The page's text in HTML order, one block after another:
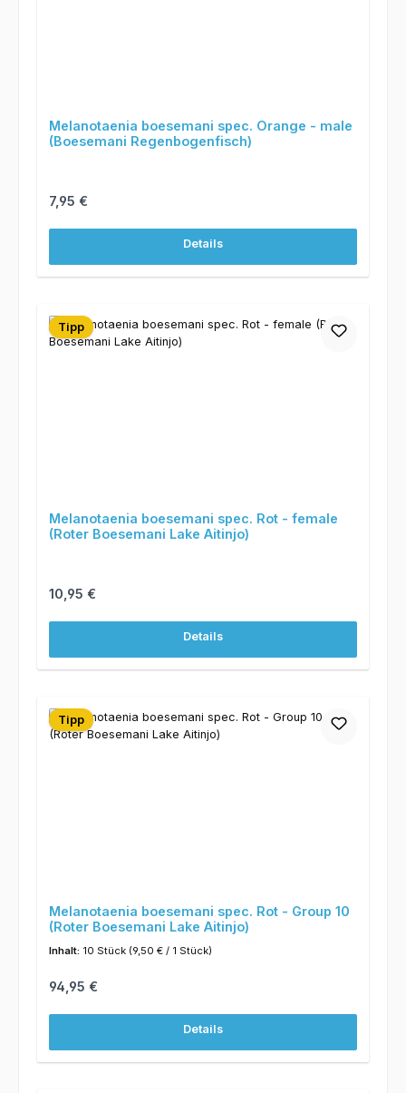
Melanotaenia boesemani spec. Orange - male
(Boesemani Regenbogenfisch)
Regulärer Preis:
7,95 €
Details
Tipp
Melanotaenia boesemani spec. Rot - female
(Roter Boesemani Lake Aitinjo)
Regulärer Preis:
10,95 €
Details
Tipp
Melanotaenia boesemani spec. Rot - Group 10
(Roter Boesemani Lake Aitinjo)
Inhalt: 10 Stück (9,50 € / 1 Stück)
Regulärer Preis:
94,95 €
Details